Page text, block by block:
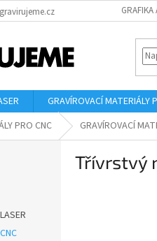
GRAVÍROVACÍ MATERIÁLY
PRO CNC GRAVÍROVACÍ
Třívrstvý